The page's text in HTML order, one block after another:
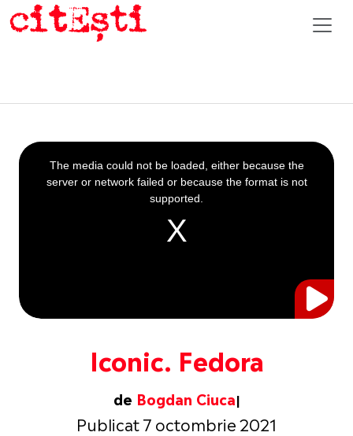
Iconic. Fedora
de Bogdan Ciuca
Publicat 7 octombrie 2021
This
is
a
The media could not be loaded, either because the
server or network failed or because the format is not
supported.